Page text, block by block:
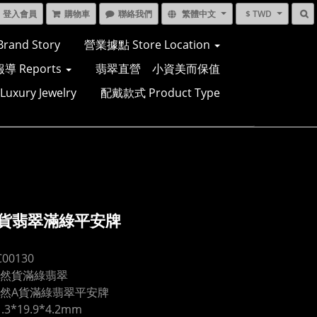
登入會員 購物車 聯絡我們 繁體中文 $ TWD
Story
營業據點 Store Location
導 Reports
翡翠直營 小資美而保值
Jewelry 配戴款式 Product Type
翡翠滿綠平安牌
貨滿綠翡翠
A貨滿綠翡翠平安牌